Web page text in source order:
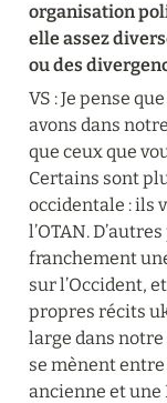
organisation
elle assez
ou des
VS : Je pense
avons dans
que ceux que
Certains sont
occidentale : ils
l’OTAN.
franchement
sur l’Occident,
propres récits
large dans
se mènent
ancienne et une